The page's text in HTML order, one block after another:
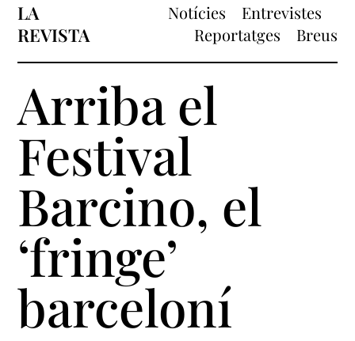
LA
REVISTA
Notícies
Entrevistes
Reportatges
Breus
Arriba el
Festival
Barcino, el
‘fringe’
barceloní